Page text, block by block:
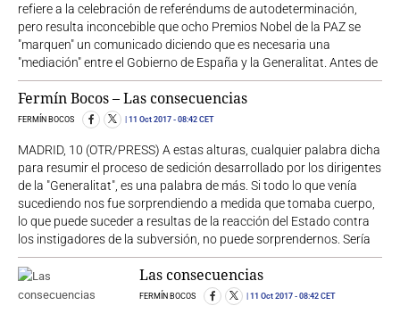
refiere a la celebración de referéndums de autodeterminación,
pero resulta inconcebible que ocho Premios Nobel de la PAZ se
"marquen" un comunicado diciendo que es necesaria una
"mediación" entre el Gobierno de España y la Generalitat. Antes de
Fermín Bocos – Las consecuencias
FERMÍN BOCOS 11 Oct 2017 - 08:42 CET
MADRID, 10 (OTR/PRESS) A estas alturas, cualquier palabra dicha
para resumir el proceso de sedición desarrollado por los dirigentes
de la "Generalitat", es una palabra de más. Si todo lo que venía
sucediendo nos fue sorprendiendo a medida que tomaba cuerpo,
lo que puede suceder a resultas de la reacción del Estado contra
los instigadores de la subversión, no puede sorprendernos. Sería
Las consecuencias
FERMÍN BOCOS 11 Oct 2017 - 08:42 CET